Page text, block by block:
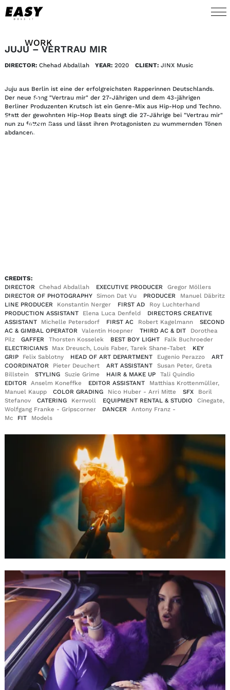
WORK
TALENTS
AI
ABOUT
JUJU – VERTRAU MIR
DIRECTOR: Chehad Abdallah YEAR:2020 CLIENT:JINX Music
Juju aus Berlin ist eine der erfolgreichsten Rapperinnen Deutschlands.
Der neue Song "Vertrau mir" der 27-Jährigen und dem 43-jährigen
Berliner Produzenten Krutsch ist ein Genre-Mix aus Hip-Hop und Techno.
Statt der gewohnten Hip-Hop Beats singt die 27-Jährige bei "Vertrau mir"
nun zu fettem Bass und lässt ihren Protagonisten zu wummernden Tönen
abdancen.
CREDITS:
DIRECTOR
Chehad Abdallah EXECUTIVE PRODUCER
Gregor Möllers
DIRECTOR OF PHOTOGRAPHY
Simon Dat Vu PRODUCER
Manuel Däbritz
LINE PRODUCER
Konstantin Nerger FIRST AD
Roy Luchterhand
PRODUCTION ASSISTANT
Elena Luca Denfeld
DIRECTORS CREATIVE
ASSISTANT
Michelle Petersdorf FIRST AC Robert Kagelmann
SECOND
AC & GIMBAL OPERATOR
Valentin Hoepner THIRD AC & DIT
Dorothea
Pilz
GAFFER Thorsten Kosselek BEST BOY LIGHT
Falk Buchroeder
ELECTRICIANS
Max Dreusch, Louis Faber, Tarek Shane-Tabet
KEY
GRIP
Felix Sablotny HEAD OF ART DEPARTMENT Eugenio Perazzo
ART
COORDINATOR
Pieter Deuchert ART ASSISTANT
Susan Peter, Greta
Billstein
STYLING Suzie Grime HAIR & MAKE UP
Tali Quindio
EDITOR
Anselm Koneffke EDITOR ASSISTANT
Matthias Krottenmüller,
Manuel Kaupp
COLOR GRADING Nico Huber - Arri Mitte SFX
Boril
Stefanov
CATERING Kernvoll EQUIPMENT RENTAL & STUDIO
Cinegate,
Wolfgang Franke - Gripscorner
DANCER
Antony Franz -
Mc
FIT Models